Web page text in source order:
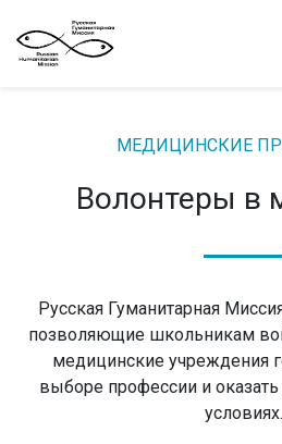
МЕДИЦИНСКИЕ
Волонтеры в
Русская Гуманитарная
позволяющие школьникам
медицинские учреждения
выборе профессии и
условиях.